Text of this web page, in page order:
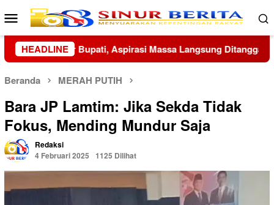
Loncat
ke
konten
Menu
Mobile
HEADLINE
Ditanggapi Wapang TNI, Menhan hingga KSAD
Beranda MERAH PUTIH
Bara JP Lamtim: Jika Sekda Tidak
Fokus, Mending Mundur Saja
Redaksi
4 Februari 2025
1125 Dilihat